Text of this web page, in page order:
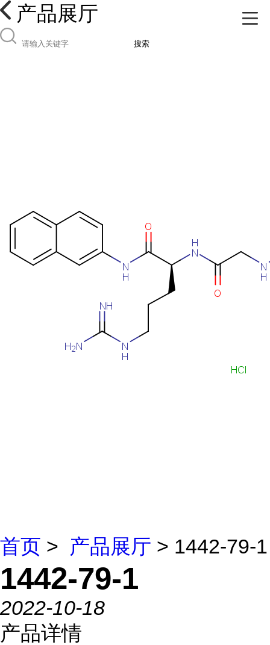
产品展厅
搜索
首页 > 产品展厅 > 1442-79-1
1442-79-1
2022-10-18
产品详情